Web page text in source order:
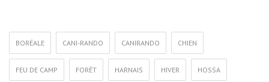
BORÉALE CANI-RANDO CANIRANDO CHIEN
FEU DE CAMP FORÊT HARNAIS HIVER HOSSA